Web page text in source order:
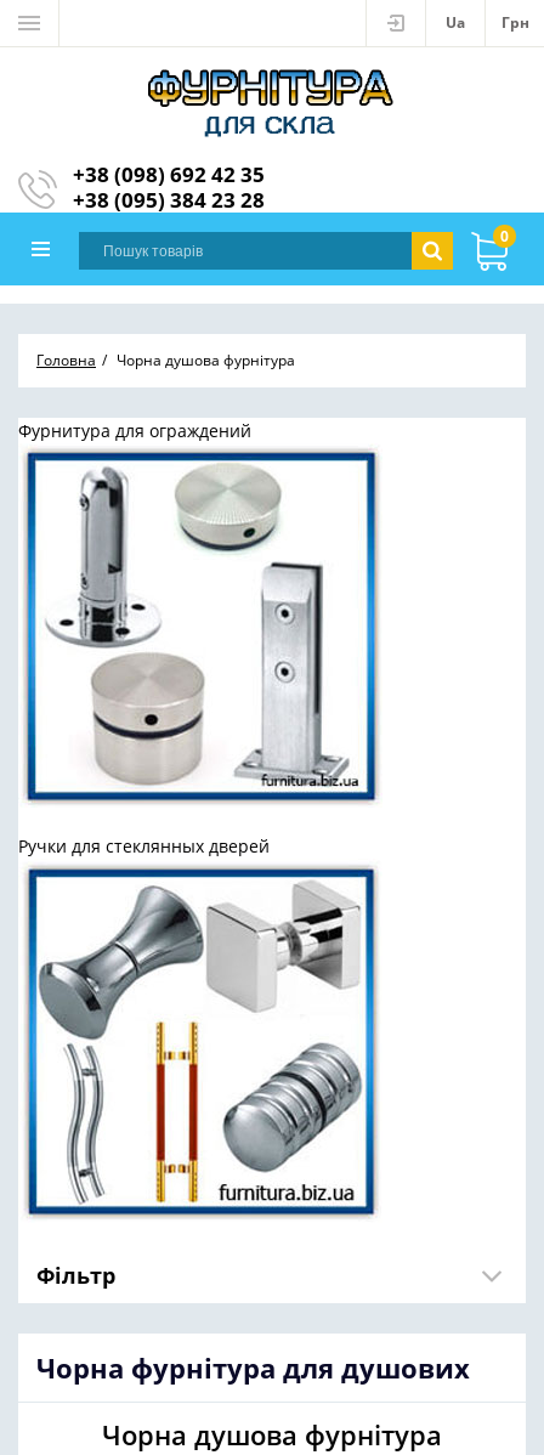
Ua Грн
+38 (098) 692 42 35
+38 (095) 384 23 28
0
Головна Чорна душова фурнітура
Фурнитура для ограждений
Ручки для стеклянных дверей
Фільтр
Чорна фурнітура для душових
Чорна душова фурнітура